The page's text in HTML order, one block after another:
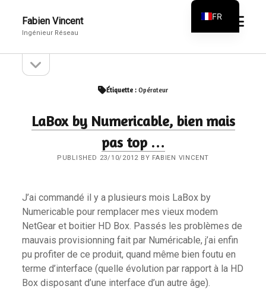
Fabien Vincent
Ingénieur Réseau
open
menu
Sidebarsidebar
Étiquette : Opérateur
LaBox by Numericable, bien mais
pas top …
PUBLISHED 23/10/2012 BY FABIEN VINCENT
J’ai commandé il y a plusieurs mois LaBox by
Numericable pour remplacer mes vieux modem
NetGear et boitier HD Box. Passés les problèmes de
mauvais provisionning fait par Numéricable, j’ai enfin
pu profiter de ce produit, quand même bien foutu en
terme d’interface (quelle évolution par rapport à la HD
Box disposant d’une interface d’un autre âge).
FR
EN